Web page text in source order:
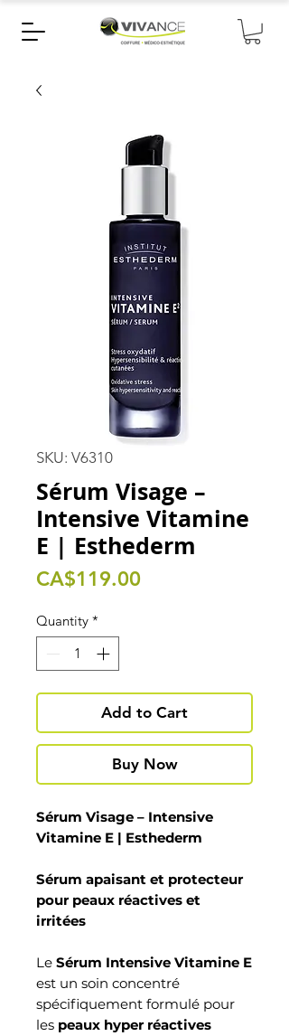
SKU: V6310
Sérum Visage –
Intensive Vitamine
E | Esthederm
CA$119.00Price
Quantity *
Add to Cart
Buy Now
Sérum Visage – Intensive
Vitamine E | Esthederm
Sérum apaisant et protecteur
pour peaux réactives et
irritées
Le Sérum Intensive Vitamine E
est un soin concentré
spécifiquement formulé pour
les peaux hyper réactives